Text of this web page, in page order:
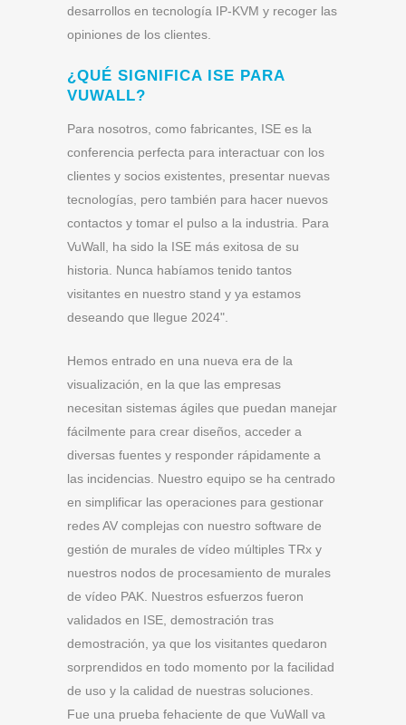
desarrollos en tecnología IP-KVM y recoger las
opiniones de los clientes.
¿QUÉ SIGNIFICA ISE PARA
VUWALL?
Para nosotros, como fabricantes, ISE es la
conferencia perfecta para interactuar con los
clientes y socios existentes, presentar nuevas
tecnologías, pero también para hacer nuevos
contactos y tomar el pulso a la industria. Para
VuWall, ha sido la ISE más exitosa de su
historia. Nunca habíamos tenido tantos
visitantes en nuestro stand y ya estamos
deseando que llegue 2024".
Hemos entrado en una nueva era de la
visualización, en la que las empresas
necesitan sistemas ágiles que puedan manejar
fácilmente para crear diseños, acceder a
diversas fuentes y responder rápidamente a
las incidencias. Nuestro equipo se ha centrado
en simplificar las operaciones para gestionar
redes AV complejas con nuestro software de
gestión de murales de vídeo múltiples TRx y
nuestros nodos de procesamiento de murales
de vídeo PAK. Nuestros esfuerzos fueron
validados en ISE, demostración tras
demostración, ya que los visitantes quedaron
sorprendidos en todo momento por la facilidad
de uso y la calidad de nuestras soluciones.
Fue una prueba fehaciente de que VuWall va